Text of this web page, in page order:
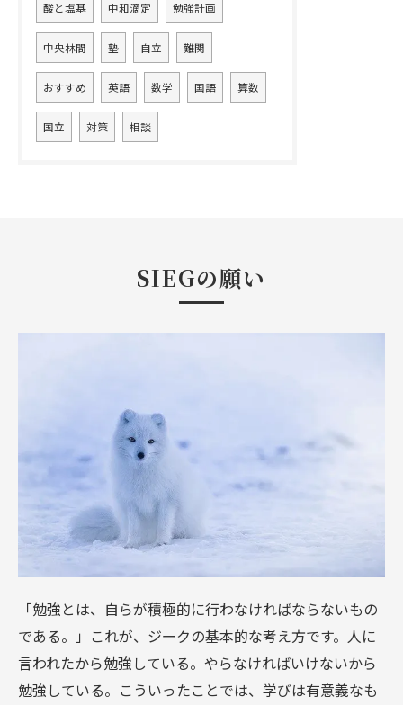
酸と塩基 中和滴定 勉強計画
中央林間 塾 自立 難関
おすすめ 英語 数学 国語 算数
国立 対策 相談
SIEGの願い
「勉強とは、自らが積極的に行わなければならないもの
である。」これが、ジークの基本的な考え方です。人に
言われたから勉強している。やらなければいけないから
勉強している。こういったことでは、学びは有意義なも